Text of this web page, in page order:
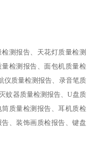
测报告、天花灯质量检测
检测报告、面包机质量检
仪质量检测报告、录音笔质
蚊器质量检测报告、U盘质
质量检测报告、耳机质检
、装饰画质检报告、键盘